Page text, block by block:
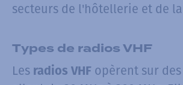
secteurs de l'hôtellerie et de
Types de radios VHF
Les radios VHF opèrent sur